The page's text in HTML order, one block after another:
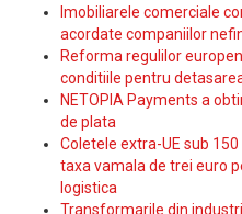
Imobiliarele comerciale
acordate companiilor
Reforma regulilor
conditiile pentru
NETOPIA Payments a
de plata
Coletele extra-UE sub
taxa vamala de trei euro
logistica
Transformarile din